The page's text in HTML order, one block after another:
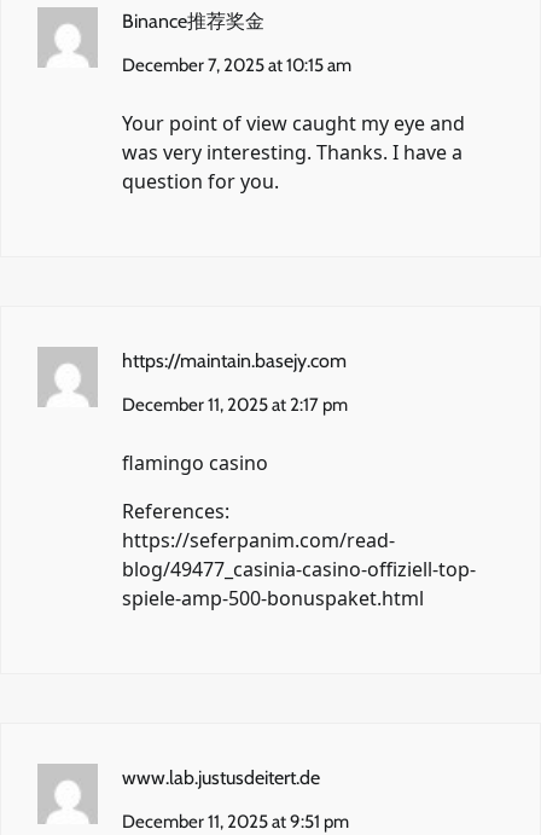
Binance推荐奖金
December 7, 2025 at 10:15 am
Your point of view caught my eye and
was very interesting. Thanks. I have a
question for you.
https://maintain.basejy.com
December 11, 2025 at 2:17 pm
flamingo casino
References:
https://seferpanim.com/read-
blog/49477_casinia-casino-offiziell-top-
spiele-amp-500-bonuspaket.html
www.lab.justusdeitert.de
December 11, 2025 at 9:51 pm